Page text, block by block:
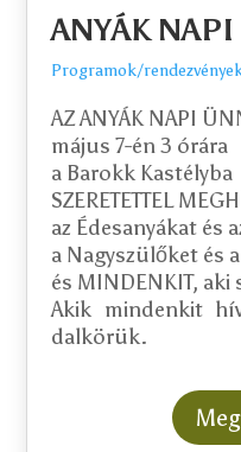
ANYÁK
Programok/
AZ ANYÁK NAPI
május 7-én 3 órára
a Barokk Kastélyba
SZERETETTEL
az Édesanyákat és
a Nagyszülőket és
és MINDENKIT, aki
Akik mindenkit
dalkörük.